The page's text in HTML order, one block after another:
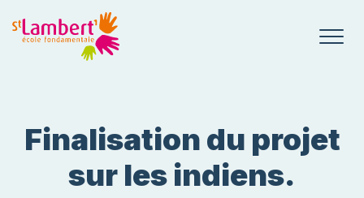
Finalisation du projet
sur les indiens.